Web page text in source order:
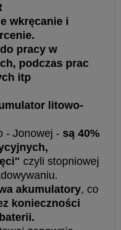
wkręcanie i
do pracy w
podczas prac
itp
litowo-
- Jonowej - są 40%
czyli stopniowej
akumulatory, co
konieczności